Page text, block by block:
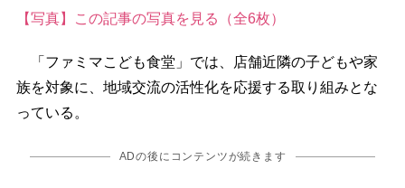
【写真】この記事の写真を見る（全6枚）
「ファミマこども食堂」では、店舗近隣の子どもや家
族を対象に、地域交流の活性化を応援する取り組みとな
っている。
ADの後にコンテンツが続きます